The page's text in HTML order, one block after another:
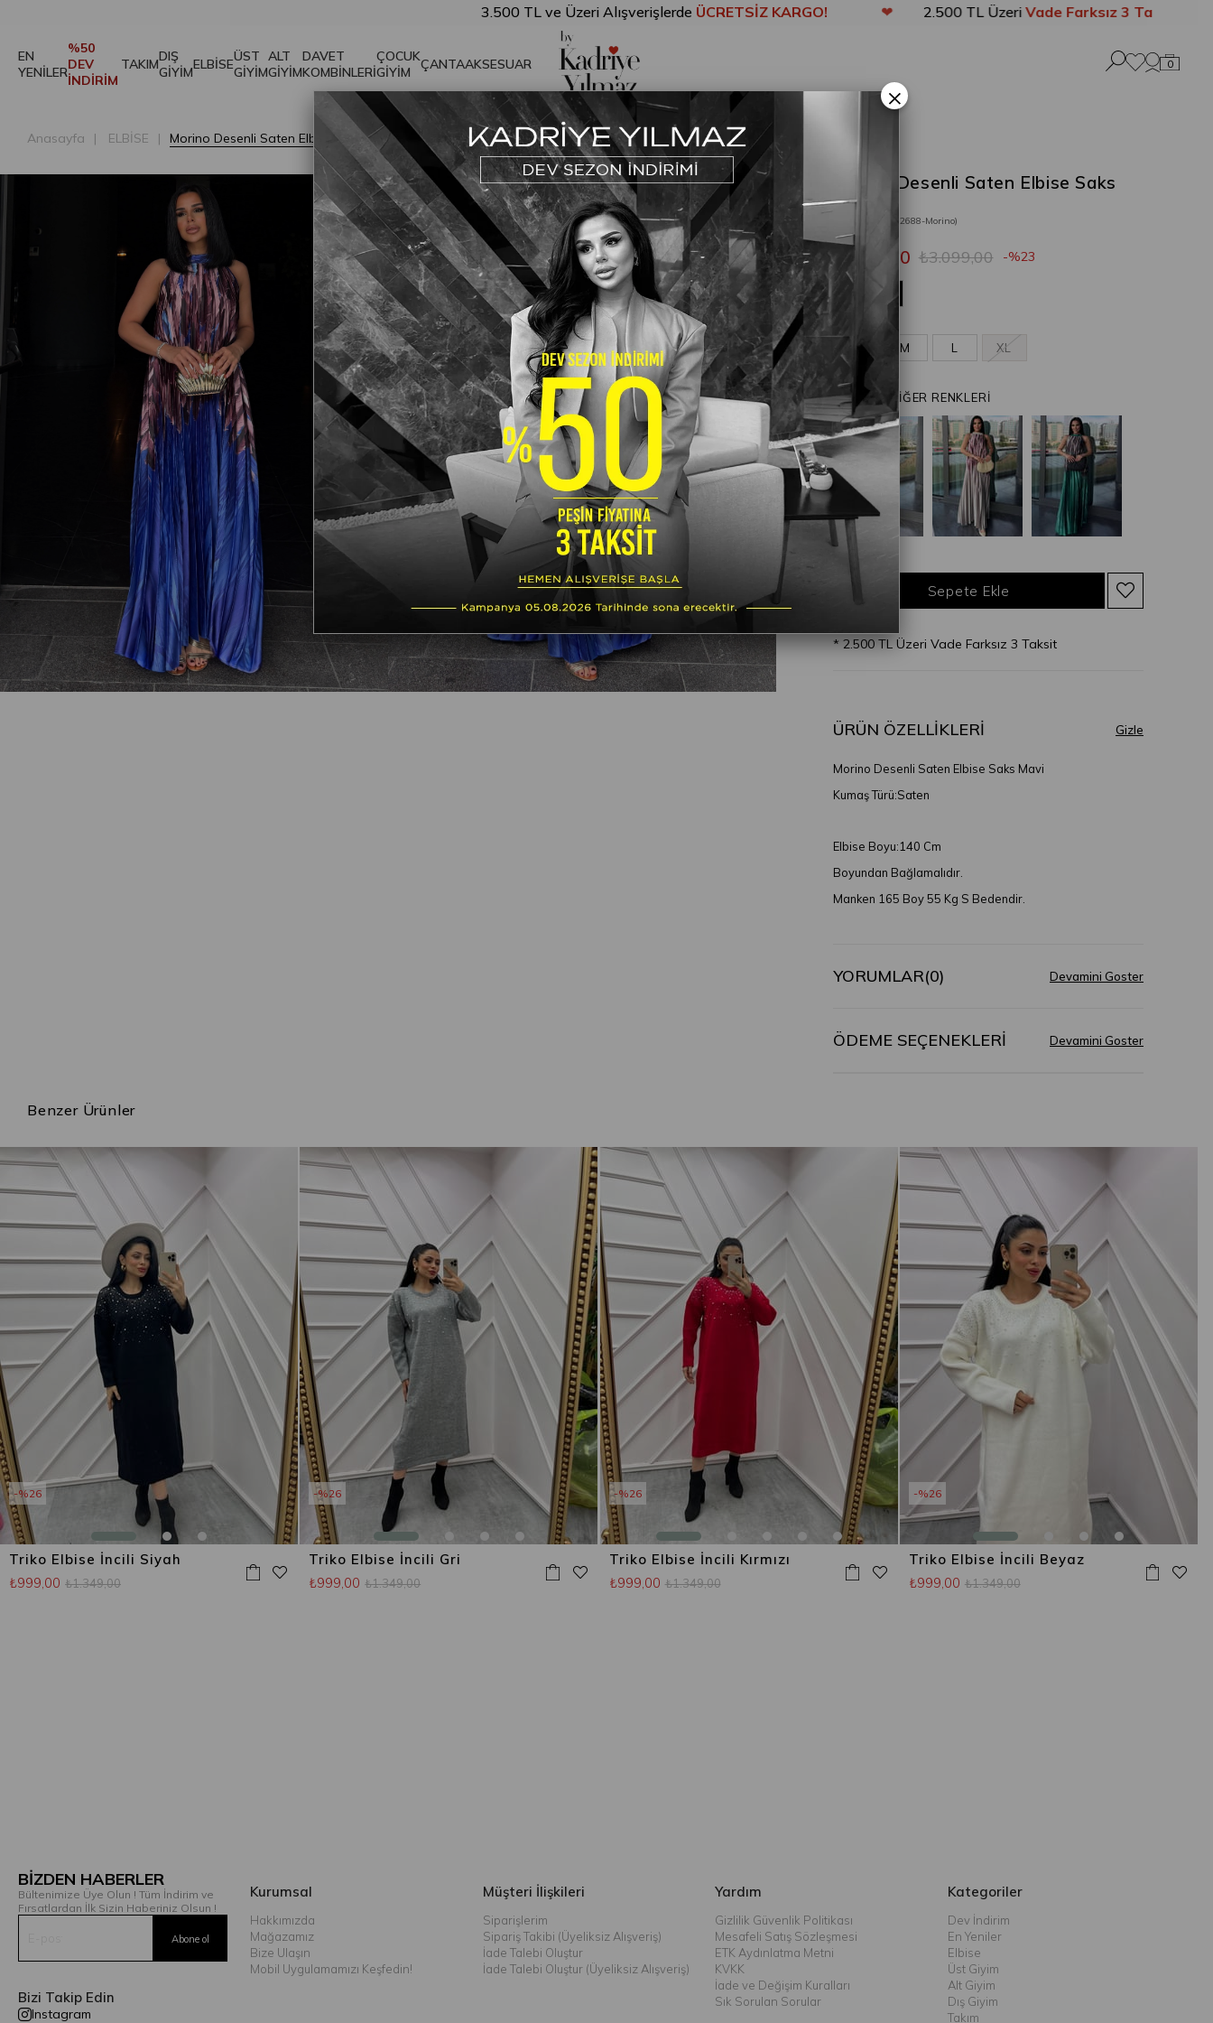
3.500 TL ve Üzeri AlışverişlerdeÜCRETSİZ KARGO! 2.500 TL ÜzeriVade Farksız 3 Taksit
EN
YENİLER
%50
DEV
İNDİRİM
TAKIMDIŞ
GİYİMELBİSEÜST
GİYİM
ALT
GİYİM
DAVET
KOMBİNLERİ
ÇOCUK
GİYİM
ÇANTAAKSESUAR 0
Anasayfa ELBİSE Morino Desenli Saten Elbise Saks Mavi
Morino Desenli Saten Elbise Saks
Mavi
(202688-Morino)
₺3.099,00
₺2.399,00 23
Saks Mavi
S M L XL
ÜRÜNÜN DİĞER RENKLERİ
* 2.500 TL Üzeri Vade Farksız 3 Taksit
ÜRÜN ÖZELLIKLERI
Morino Desenli Saten Elbise Saks Mavi
Kumaş Türü:Saten
Elbise Boyu:140 Cm
Boyundan Bağlamalıdır.
Manken 165 Boy 55 Kg S Bedendir.
YORUMLAR(0)
ÖDEME SEÇENEKLERI
Benzer Ürünler
Triko Elbise İncili Siyah
₺999,00 ₺1.349,00
%26
Triko Elbise İncili Gri
₺999,00 ₺1.349,00
%26
Triko Elbise İncili Kırmızı
₺999,00 ₺1.349,00
%26
Triko Elbise İncili Beyaz
₺999,00 ₺1.349,00
%26
BİZDEN HABERLER
Bültenimize Üye Olun ! Tüm İndirim ve
Fırsatlardan İlk Sizin Haberiniz Olsun !
Bizi Takip Edin
Instagram
Kurumsal
Hakkımızda
Mağazamız
Bize Ulaşın
Mobil Uygulamamızı Keşfedin!
Müşteri İlişkileri
Siparişlerim
Sipariş Takibi (Üyeliksiz Alışveriş)
İade Talebi Oluştur
İade Talebi Oluştur (Üyeliksiz Alışveriş)
Yardım
Gizlilik Güvenlik Politikası
Mesafeli Satış Sözleşmesi
ETK Aydınlatma Metni
KVKK
İade ve Değişim Kuralları
Sık Sorulan Sorular
Kategoriler
Dev İndirim
En Yeniler
Elbise
Üst Giyim
Alt Giyim
Dış Giyim
Takım
×